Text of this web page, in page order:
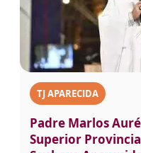
TJ APARECIDA
Padre Marlos
Superior